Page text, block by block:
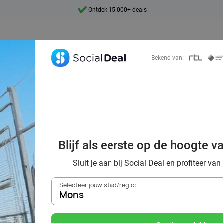
Ontdek 15.000+ deals
sportief uit
de omgeving
Bekend van:
Blijf als eerste op de hoogte
Sluit je aan bij Social Deal en profiteer
Selecteer jouw stad/regio:
Mons